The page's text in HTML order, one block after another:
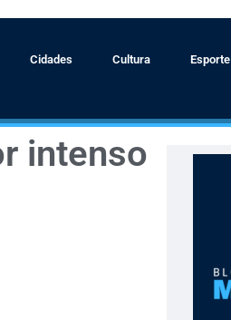
Cidades Cultura Esporte
intenso